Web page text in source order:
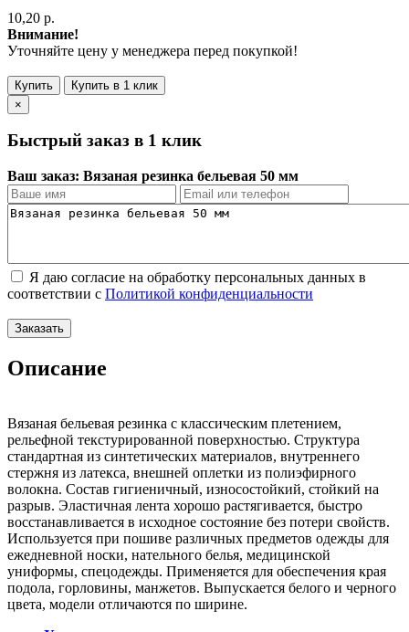
10,20 р.
Внимание!
Уточняйте цену у менеджера перед покупкой!
Купить
Купить в 1 клик
×
Быстрый заказ в 1 клик
Ваш заказ: Вязаная резинка бельевая 50 мм
Я даю согласие на обработку персональных данных в
соответствии с Политикой конфиденциальности
Описание
Вязаная бельевая резинка с классическим плетением,
рельефной текстурированной поверхностью. Структура
стандартная из синтетических материалов, внутреннего
стержня из латекса, внешней оплетки из полиэфирного
волокна. Состав гигиеничный, износостойкий, стойкий на
разрыв. Эластичная лента хорошо растягивается, быстро
восстанавливается в исходное состояние без потери свойств.
Используется при пошиве различных предметов одежды для
ежедневной носки, нательного белья, медицинской
униформы, спецодежды. Применяется для обеспечения края
подола, горловины, манжетов. Выпускается белого и черного
цвета, модели отличаются по ширине.